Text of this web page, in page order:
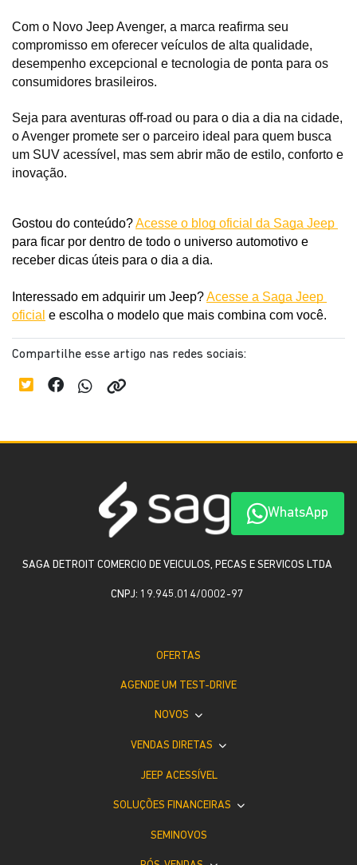
Com o Novo Jeep Avenger, a marca reafirma seu
compromisso em oferecer veículos de alta qualidade,
desempenho excepcional e tecnologia de ponta para os
consumidores brasileiros.
Seja para aventuras off-road ou para o dia a dia na cidade,
o Avenger promete ser o parceiro ideal para quem busca
um SUV acessível, mas sem abrir mão de estilo, conforto e
inovação.
Gostou do conteúdo?
para ficar por dentro de todo o universo automotivo e
receber dicas úteis para o dia a dia.
Interessado em adquirir um Jeep? Acesse a Saga Jeep
oficial e escolha o modelo que mais combina com você.
Compartilhe esse artigo nas redes sociais:
WhatsApp
SAGA DETROIT COMERCIO DE VEICULOS, PECAS E SERVICOS LTDA
CNPJ: 19.945.014/0002-97
OFERTAS
AGENDE UM TEST-DRIVE
NOVOS
VENDAS DIRETAS
JEEP ACESSÍVEL
SOLUÇÕES FINANCEIRAS
SEMINOVOS